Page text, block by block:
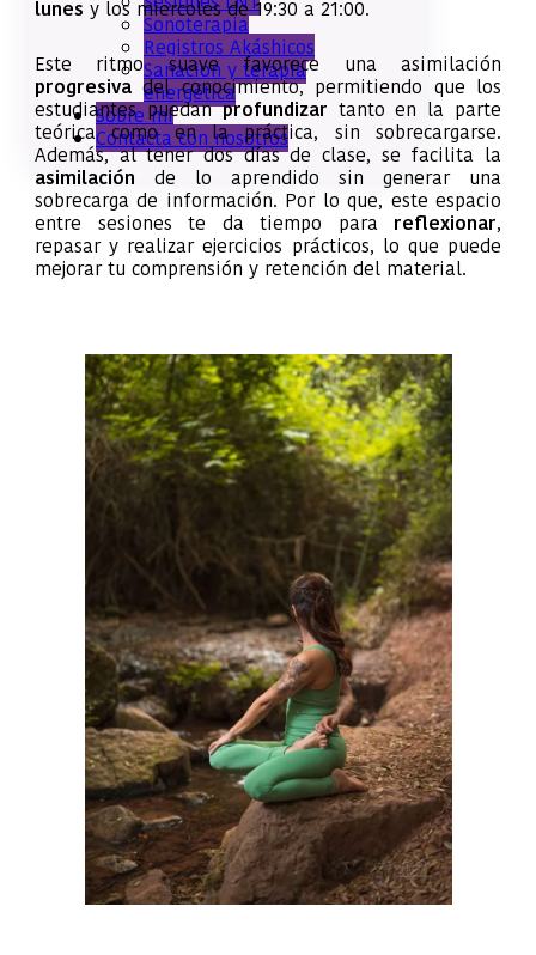
Sonoterapia
Registros Akáshicos
Sanacion y terapia
energética
Sobre mí
Contacta con nosotros
lunes y los miercoles de 19:30 a 21:00.
Este ritmo suave favorece una asimilación
progresivadel conocimiento, permitiendo que los
estudiantes puedanprofundizar tanto en la parte
teórica como en la práctica, sin sobrecargarse.
Además, al tener dos días de clase, se facilita la
asimilación de lo aprendido sin generar una
sobrecarga de información. Por lo que, este espacio
entre sesiones te da tiempo para reflexionar,
repasar y realizar ejercicios prácticos, lo que puede
mejorar tu comprensión y retención del material.